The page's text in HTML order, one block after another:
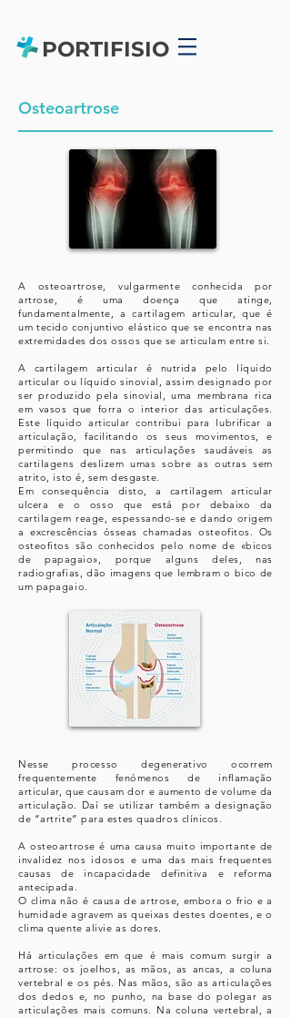
PORTIFISIO
Osteoartrose
A osteoartrose, vulgarmente conhecida por
artrose, é uma doença que atinge,
fundamentalmente, a cartilagem articular, que é
um tecido conjuntivo elástico que se encontra nas
extremidades dos ossos que se articulam entre si.
A cartilagem articular é nutrida pelo líquido
articular ou líquido sinovial, assim designado por
ser produzido pela sinovial, uma membrana rica
em vasos que forra o interior das articulações.
Este líquido articular contribui para lubrificar a
articulação, facilitando os seus movimentos, e
permitindo que nas articulações saudáveis as
cartilagens deslizem umas sobre as outras sem
atrito, isto é, sem desgaste.
Em consequência disto, a cartilagem articular
ulcera e o osso que está por debaixo da
cartilagem reage, espessando-se e dando origem
a excrescências ósseas chamadas osteofitos. Os
osteofitos são conhecidos pelo nome de «bicos
de papagaio», porque alguns deles, nas
radiografias, dão imagens que lembram o bico de
um papagaio.
Nesse processo degenerativo ocorrem
frequentemente fenómenos de inflamação
articular, que causam dor e aumento de volume da
articulação. Daí se utilizar também a designação
de “artrite” para estes quadros clínicos.
A osteoartrose é uma causa muito importante de
invalidez nos idosos e uma das mais frequentes
causas de incapacidade definitiva e reforma
antecipada.
O clima não é causa de artrose, embora o frio e a
humidade agravem as queixas destes doentes, e o
clima quente alivie as dores.
Há articulações em que é mais comum surgir a
artrose: os joelhos, as mãos, as ancas, a coluna
vertebral e os pés. Nas mãos, são as articulações
dos dedos e, no punho, na base do polegar as
articulações mais comuns. Na coluna vertebral, a